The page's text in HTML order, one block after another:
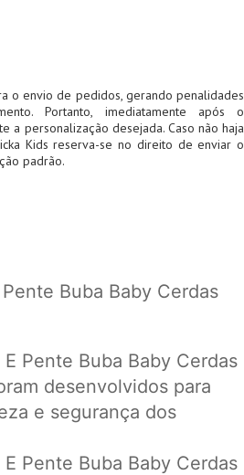
o envio de pedidos, gerando penalidades
Portanto, imediatamente após o
a personalização desejada. Caso não haja
Kids reserva-se no direito de enviar o
padrão.
Buba Baby Cerdas
Pente Buba Baby Cerdas
desenvolvidos para
e segurança dos
Pente Buba Baby Cerdas